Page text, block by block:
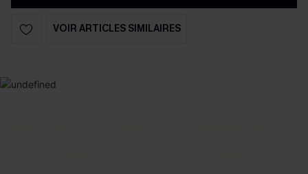
VOIR ARTICLES SIMILAIRES